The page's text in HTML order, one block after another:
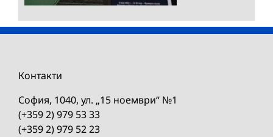
Контакти
София, 1040, ул. „15 ноември“ №1
(+359 2) 979 53 33
(+359 2) 979 52 23